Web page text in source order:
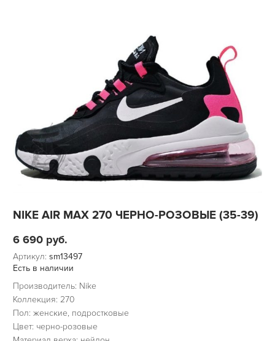
NIKE AIR MAX 270 ЧЕРНО-РОЗОВЫЕ (35-39)
6 690 руб.
Артикул: sm13497
Есть в наличии
Производитель: Nike
Коллекция: 270
Пол: женские, подростковые
Цвет: черно-розовые